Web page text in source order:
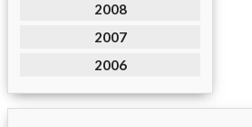
2008
2007
2006